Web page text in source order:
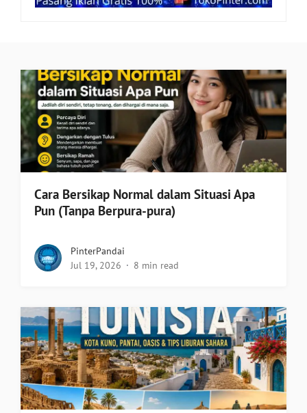
Cara Bersikap Normal dalam Situasi Apa
Pun (Tanpa Berpura-pura)
PinterPandai
Jul 19, 2026
8 min read